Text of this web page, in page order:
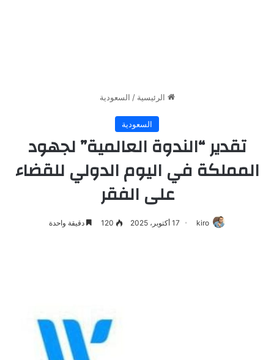
الرئيسية / السعودية
السعودية
تقدير “الندوة العالمية” لجهود
المملكة في اليوم الدولي للقضاء
على الفقر
kiro 17 أكتوبر، 2025 120 دقيقة واحدة